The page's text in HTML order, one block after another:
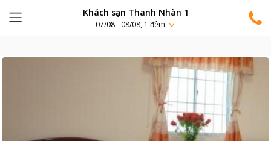
Khách sạn Thanh Nhàn 1
07/08 - 08/08, 1 đêm